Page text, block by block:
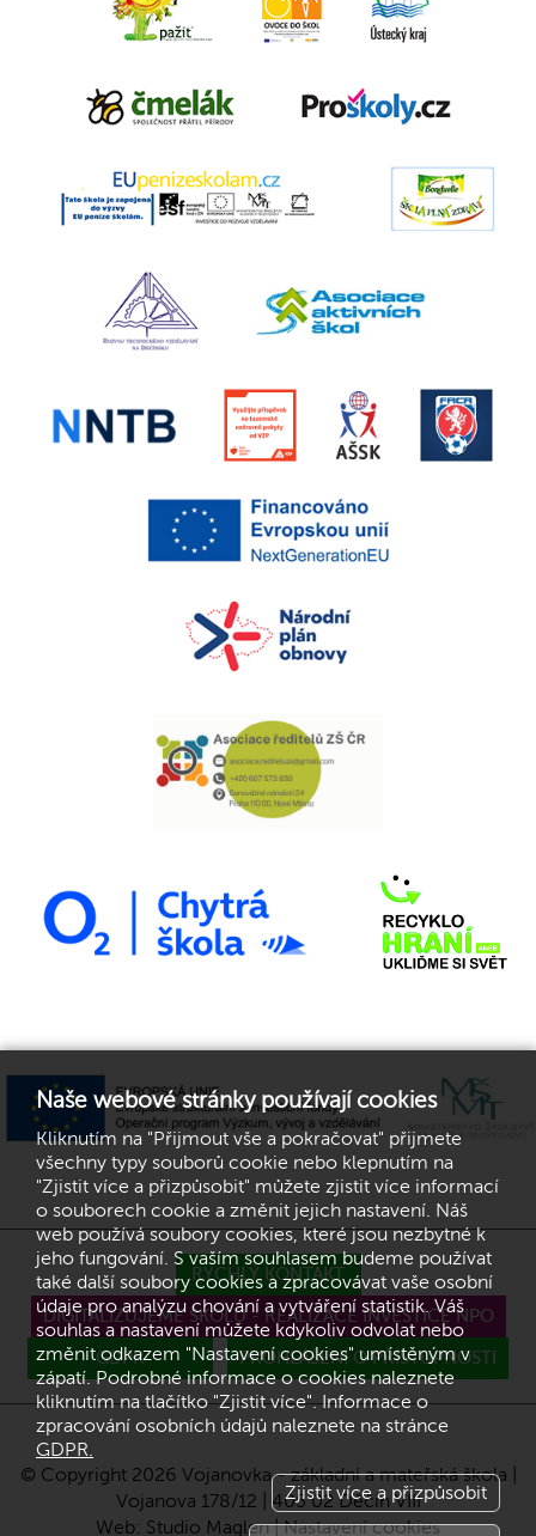
RYCHLÝ KONTAKT
DIGITALIZUJEME ŠKOLU - REALIZACE INVESTICE NPO
GDPR PROHLÁŠENÍ O PŘÍSTUPNOSTI
© Copyright 2026 Vojanovka - základní a mateřská škola |
Vojanova 178/12 | 405 02 Děčín VIII
Web: Studio Maglen|Nastavení cookies
Naše webové stránky používají cookies
Kliknutím na "Přijmout vše a pokračovat" přijmete
všechny typy souborů cookie nebo klepnutím na
"Zjistit více a přizpůsobit" můžete zjistit více informací
o souborech cookie a změnit jejich nastavení. Náš
web používá soubory cookies, které jsou nezbytné k
jeho fungování. S vaším souhlasem budeme používat
také další soubory cookies a zpracovávat vaše osobní
údaje pro analýzu chování a vytváření statistik. Váš
souhlas a nastavení můžete kdykoliv odvolat nebo
změnit odkazem "Nastavení cookies" umístěným v
zápatí. Podrobné informace o cookies naleznete
kliknutím na tlačítko "Zjistit více". Informace o
zpracování osobních údajů naleznete na stránce
GDPR.
Zjistit více a přizpůsobit